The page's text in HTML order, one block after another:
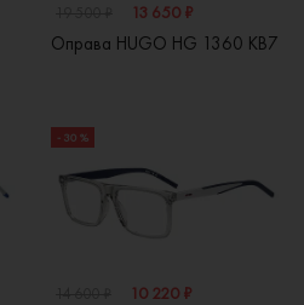
13 650 ₽
Оправа HUGO HG 1360 KB7
- 30 %
10 220 ₽